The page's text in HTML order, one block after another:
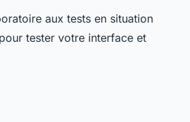
aux tests en situation
tester votre interface et